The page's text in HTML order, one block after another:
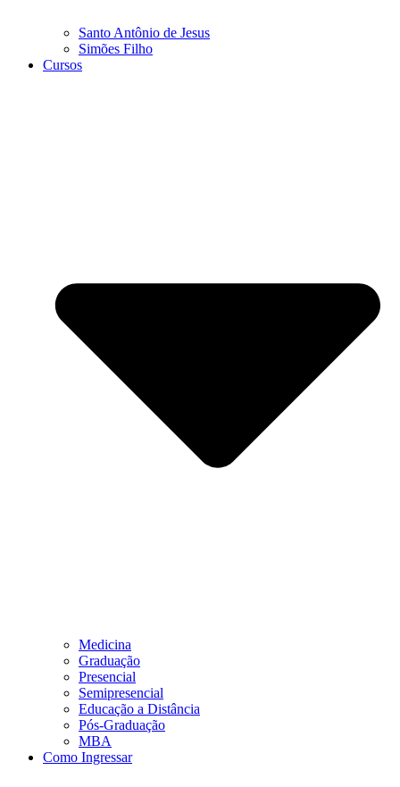
Santo Antônio de Jesus
Simões Filho
Cursos
Medicina
Graduação
Presencial
Semipresencial
Educação a Distância
Pós-Graduação
MBA
Como Ingressar